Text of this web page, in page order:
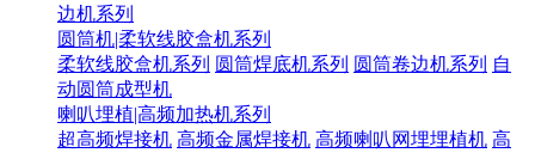
边机系列
圆筒机|柔软线胶盒机系列
柔软线胶盒机系列 圆筒焊底机系列 圆筒卷边机系列 自
动圆筒成型机
喇叭埋植|高频加热机系列
超高频焊接机 高频金属焊接机 高频喇叭网埋埋植机 高